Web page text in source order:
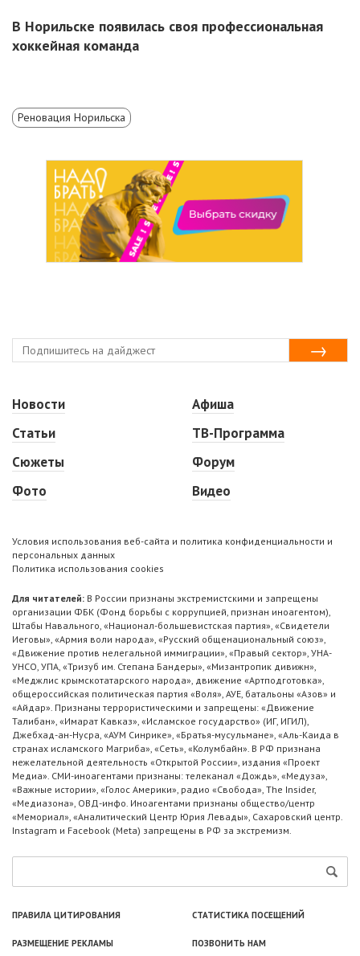
В Норильске появилась своя профессиональная
хоккейная команда
Реновация Норильска
Новости
Статьи
Сюжеты
Фото
Афиша
ТВ-Программа
Форум
Видео
Условия использования веб-сайта и политика конфиденциальности и
персональных данных
Политика использования cookies
Для читателей: В России признаны экстремистскими и запрещены
организации ФБК (Фонд борьбы с коррупцией, признан иноагентом),
Штабы Навального, «Национал-большевистская партия», «Свидетели
Иеговы», «Армия воли народа», «Русский общенациональный союз»,
«Движение против нелегальной иммиграции», «Правый сектор», УНА-
УНСО, УПА, «Тризуб им. Степана Бандеры», «Мизантропик дивижн»,
«Меджлис крымскотатарского народа», движение «Артподготовка»,
общероссийская политическая партия «Воля», АУЕ, батальоны «Азов» и
«Айдар». Признаны террористическими и запрещены: «Движение
Талибан», «Имарат Кавказ», «Исламское государство» (ИГ, ИГИЛ),
Джебхад-ан-Нусра, «АУМ Синрике», «Братья-мусульмане», «Аль-Каида в
странах исламского Магриба», «Сеть», «Колумбайн». В РФ признана
нежелательной деятельность «Открытой России», издания «Проект
Медиа». СМИ-иноагентами признаны: телеканал «Дождь», «Медуза»,
«Важные истории», «Голос Америки», радио «Свобода», The Insider,
«Медиазона», ОВД-инфо. Иноагентами признаны общество/центр
«Мемориал», «Аналитический Центр Юрия Левады», Сахаровский центр.
Instagram и Facebook (Metа) запрещены в РФ за экстремизм.
ПРАВИЛА ЦИТИРОВАНИЯ СТАТИСТИКА ПОСЕЩЕНИЙ
РАЗМЕЩЕНИЕ РЕКЛАМЫ ПОЗВОНИТЬ НАМ